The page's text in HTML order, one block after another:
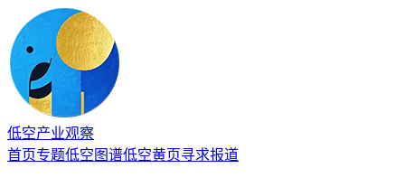
低空产业观察
首页专题低空图谱低空黄页寻求报道